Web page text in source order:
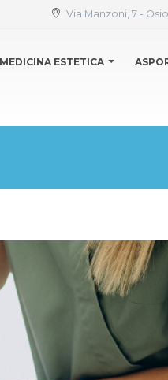
Via Manzoni, 7 -
ESTETICA